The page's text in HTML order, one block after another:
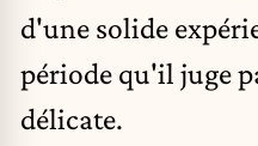
d'une solide
période qu'il juge
délicate.